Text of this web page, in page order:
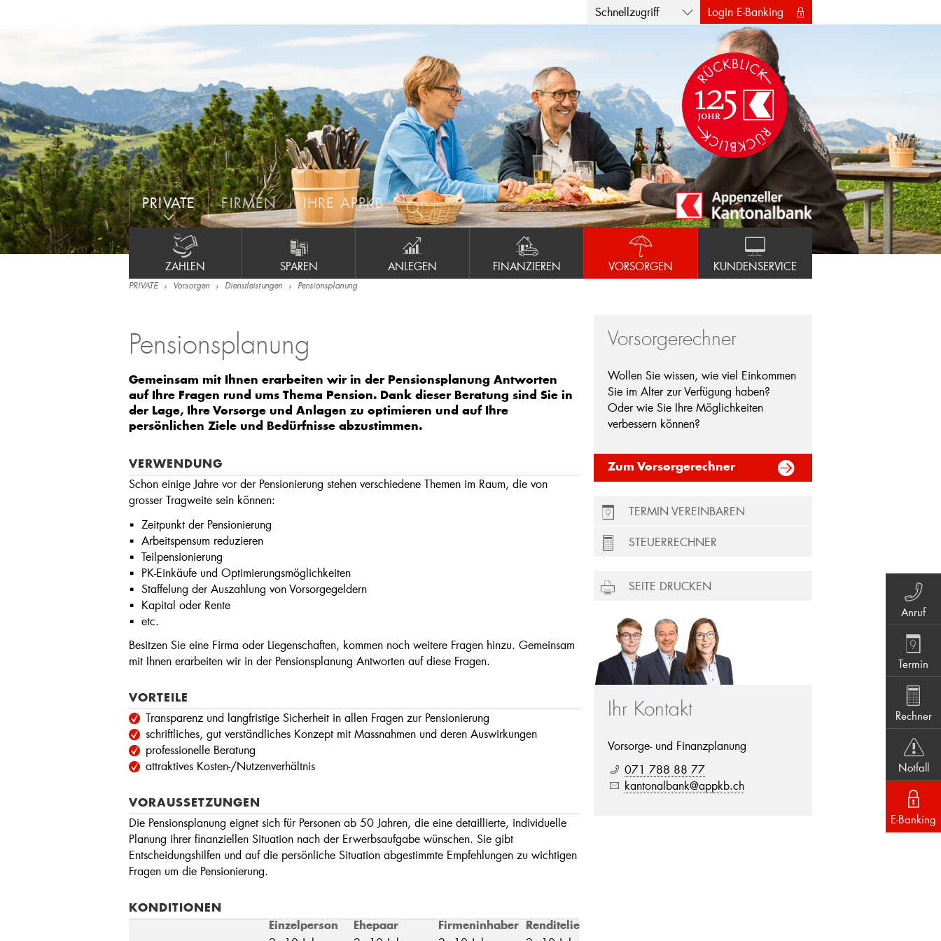
Schnellzugriff Login E-Banking
PRIVATE
ZAHLEN SPAREN ANLEGEN FINANZIEREN VORSORGEN KUNDENSERVICE
FIRMEN IHRE APPKB
PRIVATE Vorsorgen Dienstleistungen Pensionsplanung
Pensionsplanung
Gemeinsam mit Ihnen erarbeiten wir in der Pensionsplanung Antworten
auf Ihre Fragen rund ums Thema Pension. Dank dieser Beratung sind Sie in
der Lage, Ihre Vorsorge und Anlagen zu optimieren und auf Ihre
persönlichen Ziele und Bedürfnisse abzustimmen.
VERWENDUNG
Schon einige Jahre vor der Pensionierung stehen verschiedene Themen im Raum, die von
grosser Tragweite sein können:
Zeitpunkt der Pensionierung
Arbeitspensum reduzieren
Teilpensionierung
PK-Einkäufe und Optimierungsmöglichkeiten
Staffelung der Auszahlung von Vorsorgegeldern
Kapital oder Rente
etc.
Besitzen Sie eine Firma oder Liegenschaften, kommen noch weitere Fragen hinzu. Gemeinsam
mit Ihnen erarbeiten wir in der Pensionsplanung Antworten auf diese Fragen.
VORTEILE
Transparenz und langfristige Sicherheit in allen Fragen zur Pensionierung
schriftliches, gut verständliches Konzept mit Massnahmen und deren Auswirkungen
professionelle Beratung
attraktives Kosten-/Nutzenverhältnis
VORAUSSETZUNGEN
Die Pensionsplanung eignet sich für Personen ab 50 Jahren, die eine detaillierte, individuelle
Planung ihrer finanziellen Situation nach der Erwerbsaufgabe wünschen. Sie gibt
Entscheidungshilfen und auf die persönliche Situation abgestimmte Empfehlungen zu wichtigen
Fragen um die Pensionierung.
KONDITIONEN
Einzelperson Ehepaar Firmeninhaber Renditeliegenschaft
Vorsorgerechner
Wollen Sie wissen, wie viel Einkommen
Sie im Alter zur Verfügung haben?
Oder wie Sie Ihre Möglichkeiten
verbessern können?
Zum Vorsorgerechner
TERMIN VEREINBAREN
STEUERRECHNER
SEITE DRUCKEN
Ihr Kontakt
Vorsorge- und Finanzplanung
071 788 88 77
kantonalbank@appkb.ch
Anruf
Termin
Rechner
Notfall
E-Banking